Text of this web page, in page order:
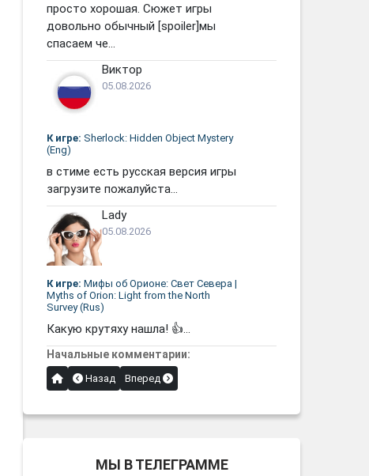
просто хорошая. Сюжет игры
довольно обычный [spoiler]мы
спасаем че...
Виктор
05.08.2026
К игре: Sherlock: Hidden Object Mystery
(Eng)
в стиме есть русская версия игры
загрузите пожалуйста...
Lady
05.08.2026
К игре: Мифы об Орионе: Свет Севера |
Myths of Orion: Light from the North
Survey (Rus)
Какую крутяху нашла! 👍...
Начальные комментарии:
Назад Вперед
МЫ В ТЕЛЕГРАММЕ